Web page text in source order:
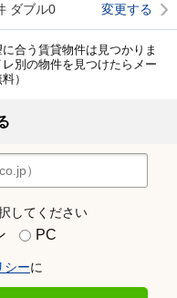
ダブル0 変更する
合う賃貸物件は見つかりま
別の物件を見つけたらメー
）
してください
PC
シーに